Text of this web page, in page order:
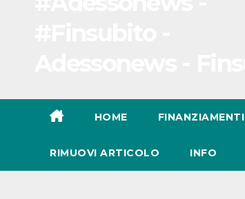
HOME
RIMUOVI ARTICOLO INFO